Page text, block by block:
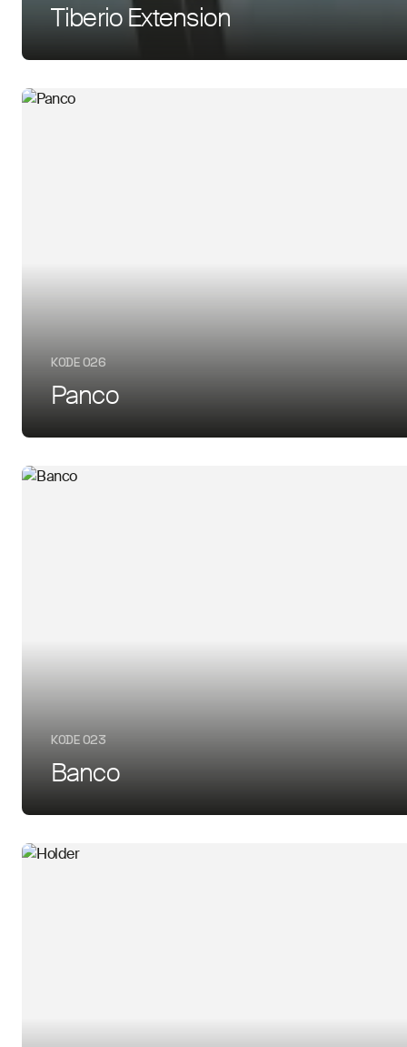
Tiberio Extension
KODE 026
Panco
KODE 023
Banco